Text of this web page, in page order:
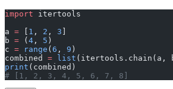
import itertools
a = 1 , 2 , 3
b = ( 4 , 5 )
c = range ( 6 , 9 )
combined = list (itertools.chain(a,
print (combined)
# [1, 2, 3, 4, 5, 6, 7, 8]